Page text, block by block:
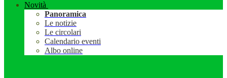
Novità
Panoramica
Le notizie
Le circolari
Calendario eventi
Albo online